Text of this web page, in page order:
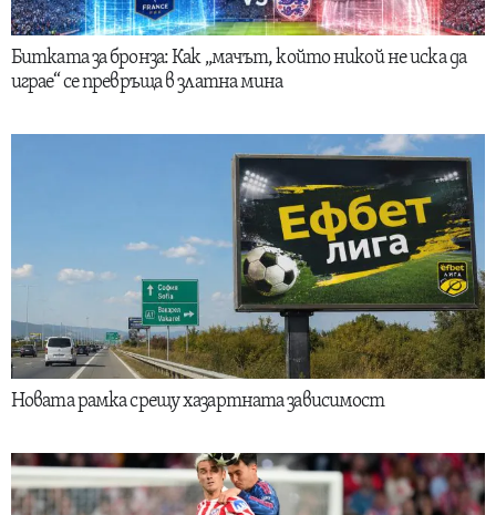
Битката за бронза: Как „мачът, който никой не иска да
играе“ се превръща в златна мина
Новата рамка срещу хазартната зависимост